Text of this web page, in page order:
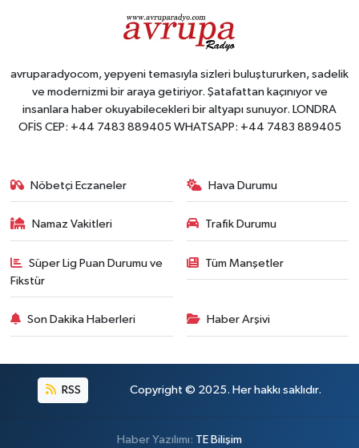
avruparadyocom, yepyeni temasıyla sizleri buluştururken, sadelik
ve modernizmi bir araya getiriyor. Şatafattan kaçınıyor ve
insanlara haber okuyabilecekleri bir altyapı sunuyor. LONDRA
OFİS CEP: +44 7483 889405 WHATSAPP: +44 7483 889405
Nöbetçi Eczaneler Hava Durumu
Namaz Vakitleri Trafik Durumu
Süper Lig Puan Durumu ve
Fikstür
Tüm Manşetler
Son Dakika Haberleri Haber Arşivi
RSS Copyright © 2025. Her hakkı saklıdır.
Haber Yazılımı: TE Bilişim